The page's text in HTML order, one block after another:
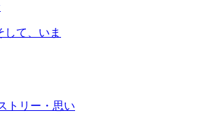
して、いま
トリー・思い